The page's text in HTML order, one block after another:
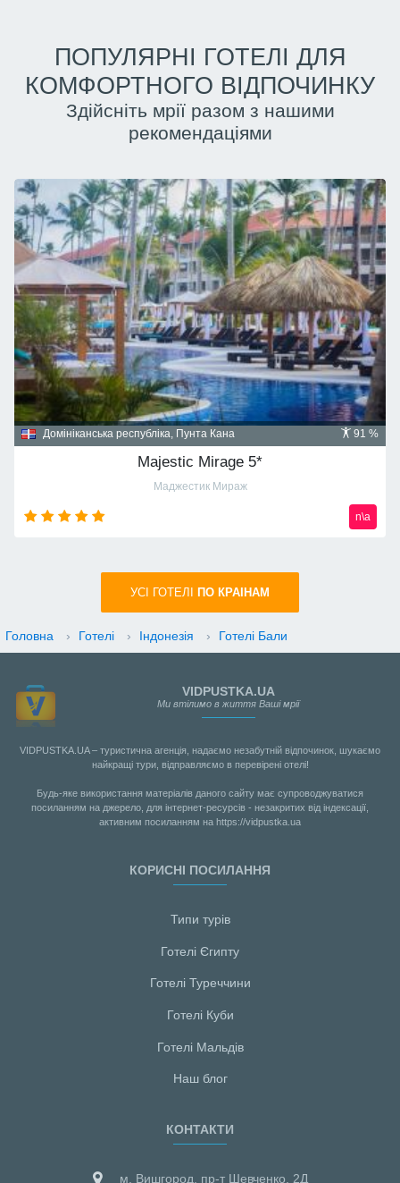
ПОПУЛЯРНІ ГОТЕЛІ ДЛЯ
КОМФОРТНОГО ВІДПОЧИНКУ
Здійсніть мрії разом з нашими
рекомендаціями
91 %
Домініканська республіка, Пунта Кана
Majestic Mirage 5*
Маджестик Мираж
n\a
УСI ГОТЕЛІ ПО КРАIНАМ
Головна › Готелі › Індонезія › Готелі Бали
VIDPUSTKA.UA
Ми втілимо в життя Ваші мрії
VIDPUSTKA.UA – туристична агенція, надаємо незабутній відпочинок, шукаємо
найкращі тури, відправляємо в перевірені отелі!
Будь-яке використання матеріалів даного сайту має супроводжуватися
посиланням на джерело, для інтернет-ресурсів - незакритих від індексації,
активним посиланням на https://vidpustka.ua
КОРИСНІ ПОСИЛАННЯ
Типи турів
Готелі Єгипту
Готелі Туреччини
Готелі Куби
Готелі Мальдiв
Наш блог
КОНТАКТИ
м. Вишгород, пр-т Шевченко, 2Д